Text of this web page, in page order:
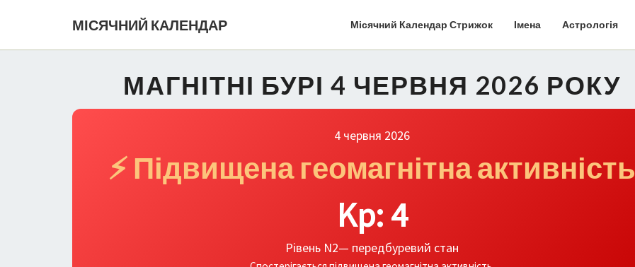
МІСЯЧНИЙ КАЛЕНДАР Місячний Календар Стрижок Імена Астрологія
МАГНІТНІ БУРІ 4 ЧЕРВНЯ 2026 РОКУ
4 червня 2026
⚡ Підвищена геомагнітна активність
Kp: 4
Рівень N2— передбуревий стан